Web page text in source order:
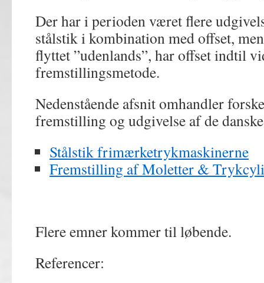
Der har i perioden været flere
stålstik i kombination med offset,
flyttet ”udenlands”, har offset indtil
fremstillingsmetode.
Nedenstående afsnit omhandler
fremstilling og udgivelse af de
Stålstik frimærketrykmaskinerne
Fremstilling af Moletter &
Flere emner kommer til løbende.
Referencer: